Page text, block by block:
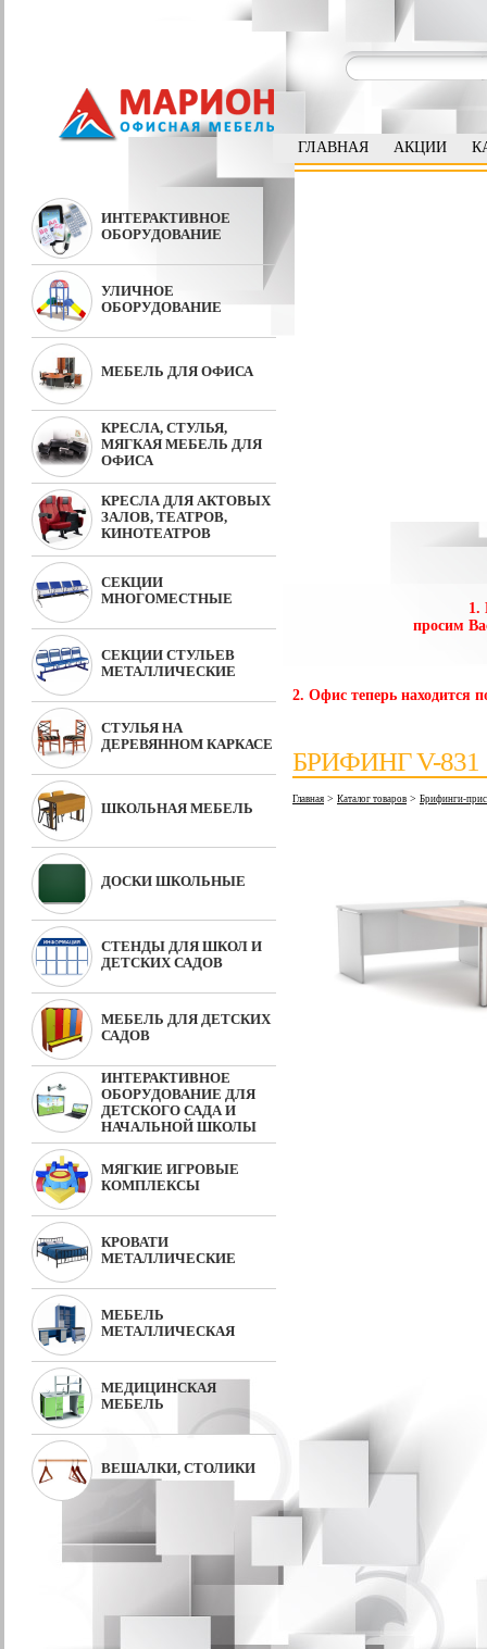
ГЛАВНАЯ АКЦИИ
ИНТЕРАКТИВНОЕ
ОБОРУДОВАНИЕ
УЛИЧНОЕ
ОБОРУДОВАНИЕ
МЕБЕЛЬ ДЛЯ ОФИСА
КРЕСЛА, СТУЛЬЯ,
МЯГКАЯ МЕБЕЛЬ ДЛЯ
ОФИСА
КРЕСЛА ДЛЯ АКТОВЫХ
ЗАЛОВ, ТЕАТРОВ,
КИНОТЕАТРОВ
СЕКЦИИ
МНОГОМЕСТНЫЕ
СЕКЦИИ СТУЛЬЕВ
МЕТАЛЛИЧЕСКИЕ
СТУЛЬЯ НА
ДЕРЕВЯННОМ КАРКАСЕ
ШКОЛЬНАЯ МЕБЕЛЬ
ДОСКИ ШКОЛЬНЫЕ
СТЕНДЫ ДЛЯ ШКОЛ И
ДЕТСКИХ САДОВ
МЕБЕЛЬ ДЛЯ ДЕТСКИХ
САДОВ
ИНТЕРАКТИВНОЕ
ОБОРУДОВАНИЕ ДЛЯ
ДЕТСКОГО САДА И
НАЧАЛЬНОЙ ШКОЛЫ
МЯГКИЕ ИГРОВЫЕ
КОМПЛЕКСЫ
КРОВАТИ
МЕТАЛЛИЧЕСКИЕ
МЕБЕЛЬ
МЕТАЛЛИЧЕСКАЯ
МЕДИЦИНСКАЯ
МЕБЕЛЬ
ВЕШАЛКИ, СТОЛИКИ
1.
просим
2. Офис теперь находится
БРИФИНГ V-831
Главная > Каталог товаров > Брифинги-